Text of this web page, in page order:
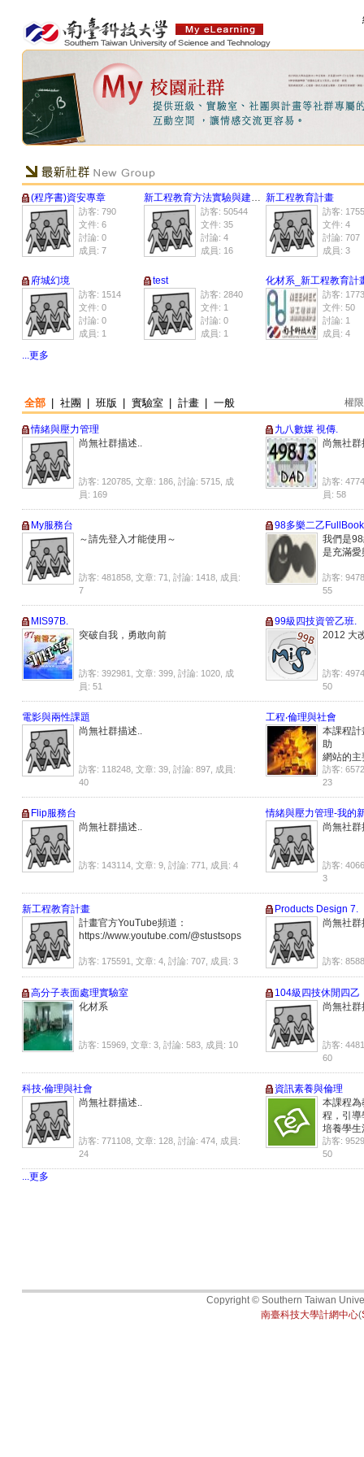
(程序書)資安專章
訪客: 790
文件: 6
討論: 0
成員: 7
新工程教育方法實驗與建構計畫-基於類產線基地之智慧製造電機工程實務人才培育計畫
訪客: 50544
文件: 35
討論: 4
成員: 16
新工程教育計畫
訪客:
文件: 4
討論: 707
成員: 3
府城幻境
訪客: 1514
文件: 0
討論: 0
成員: 1
test
訪客: 2840
文件: 1
討論: 0
成員: 1
訪客:
文件: 50
討論: 1
成員: 4
...更多
全部 社團 班版 實驗室 計畫 一般 權
情緒與壓力管理
尚無社群描述..
訪客: 120785, 文章: 186, 討論: 5715, 成
員: 169
九八數媒 視傳.
尚無社群
訪客:
員: 58
My服務台
～請先登入才能使用～
訪客: 481858, 文章: 71, 討論: 1418, 成員:
7
98多樂二乙
我們是
是充滿愛
訪客:
55
MIS97B.
突破自我，勇敢向前
訪客: 392981, 文章: 399, 討論: 1020, 成
員: 51
99級四技資管乙班.
2012 大
訪客:
50
電影與兩性課題
尚無社群描述..
訪客: 118248, 文章: 39, 討論: 897, 成員:
40
工程‧倫理與社會
本課程計
助
網站的主
計畫內容
並且使學
點與重要
訪客:
23
Flip服務台
尚無社群描述..
訪客: 143114, 文章: 9, 討論: 771, 成員: 4
情緒與壓力管理-我的
尚無社群
訪客:
3
新工程教育計畫
計畫官方YouTube頻道：
https://www.youtube.com/@stustsopsdgspjofficial
訪客: 175591, 文章: 4, 討論: 707, 成員: 3
Products Design 7.
尚無社群
訪客:
高分子表面處理實驗室
化材系
訪客: 15969, 文章: 3, 討論: 583, 成員: 10
104級四技休閒四乙
尚無社群
訪客:
60
科技‧倫理與社會
尚無社群描述..
訪客: 771108, 文章: 128, 討論: 474, 成員:
24
資訊素養與倫理
本課程為
程，引導
培養學生
訪客:
50
...更多
Copyright © Southern Taiwan
南臺科技大學計網中心(